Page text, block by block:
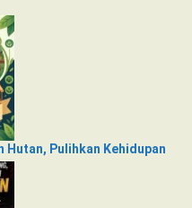
Hutan, Pulihkan Kehidupan